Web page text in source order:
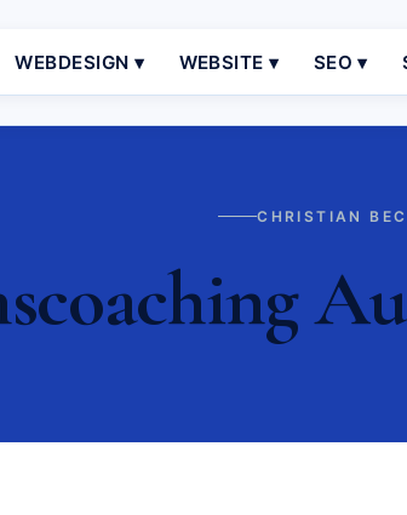
WEBDESIGN ▾ WEBSITE ▾ SEO ▾
CHRISTIAN